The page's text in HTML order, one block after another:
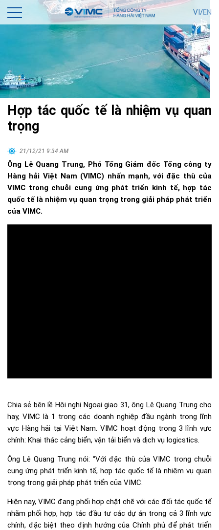
VI/EN
Hợp tác quốc tế là nhiệm vụ quan
trọng
21/12/21 9:34 AM
Ông Lê Quang Trung, Phó Tổng Giám đốc Tổng công ty
Hàng hải Việt Nam (VIMC) nhấn mạnh, với đặc thù của
VIMC trong chuỗi cung ứng phát triển kinh tế, hợp tác
quốc tế là nhiệm vụ quan trọng trong giải pháp phát triển
của VIMC.
Chia sẻ bên lề Hội nghị Ngoại giao 31, ông Lê Quang Trung cho
hay, VIMC là 1 trong các doanh nghiệp đầu ngành trong lĩnh
vực Hàng hải tại Việt Nam. VIMC hoạt động trong 3 lĩnh vực
chính: Khai thác cảng biển, vận tải biển và dịch vụ logicstics.
Ông Lê Quang Trung nói: “Với đặc thù của VIMC trong chuỗi
cung ứng phát triển kinh tế, hợp tác quốc tế là nhiệm vụ quan
trọng trong giải pháp phát triển của VIMC.
Hiện nay, VIMC đang phối hợp chặt chẽ với các đối tác quốc tế
nhằm phối hợp, hợp tác đầu tư các dự án trong cả 3 lĩnh vực
chính, đặc biệt theo định hướng của Chính phủ để phát triển